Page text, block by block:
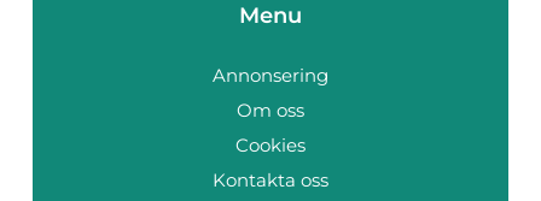
Menu
Annonsering
Om oss
Cookies
Kontakta oss